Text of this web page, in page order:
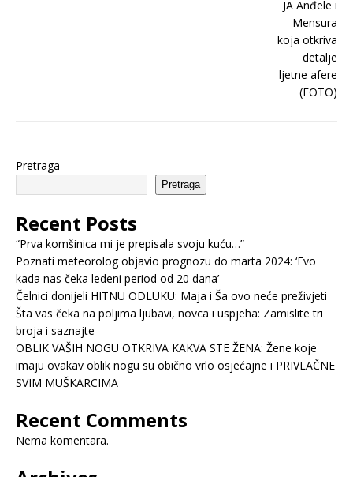
Pretraga
Pretraga
Recent Posts
“Prva komšinica mi je prepisala svoju kuću…”
Poznati meteorolog objavio prognozu do marta 2024: ‘Evo
kada nas čeka ledeni period od 20 dana’
Čelnici donijeli HITNU ODLUKU: Maja i Ša ovo neće preživjeti
Šta vas čeka na poljima ljubavi, novca i uspjeha: Zamislite tri
broja i saznajte
OBLIK VAŠIH NOGU OTKRIVA KAKVA STE ŽENA: Žene koje
imaju ovakav oblik nogu su obično vrlo osjećajne i PRIVLAČNE
SVIM MUŠKARCIMA
Recent Comments
Nema komentara.